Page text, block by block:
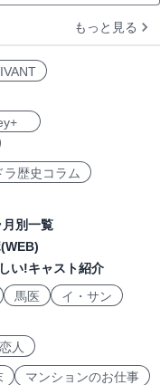
もっと見る
ラ歴史コラム
月別一覧
い!キャスト紹介
馬医
イ・サン
恋人
マンションのお仕事